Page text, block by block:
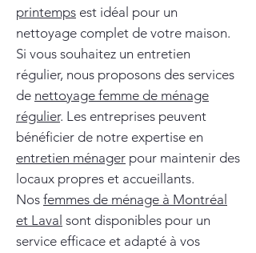
printemps est idéal pour un
nettoyage complet de votre maison.
Si vous souhaitez un entretien
régulier, nous proposons des services
de nettoyage femme de ménage
régulier. Les entreprises peuvent
bénéficier de notre expertise en
entretien ménager pour maintenir des
locaux propres et accueillants.
Nos femmes de ménage à Montréal
et Laval sont disponibles pour un
service efficace et adapté à vos